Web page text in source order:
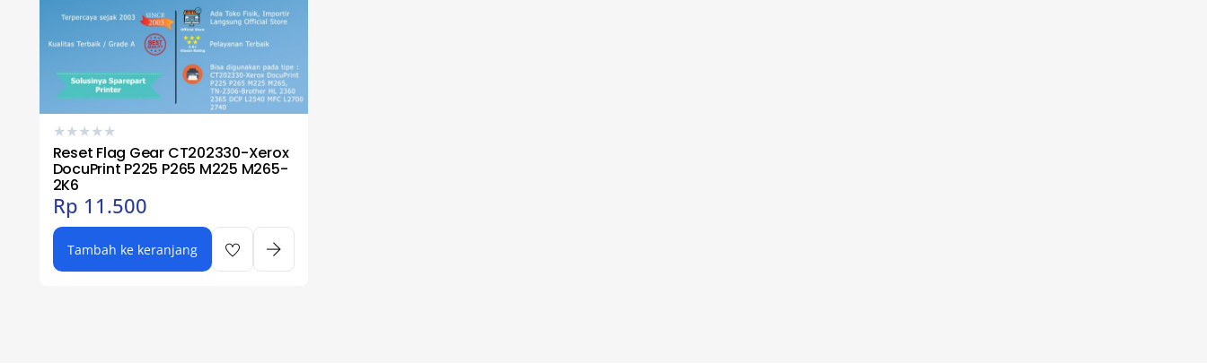
★★★★★
Reset Flag Gear CT202330-Xerox
DocuPrint P225 P265 M225 M265-
2K6
Rp 11.500
Tambah ke keranjang